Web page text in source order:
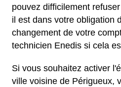
pouvez difficilement
il est dans votre obligation
changement de votre
technicien Enedis si cela
Si vous souhaitez activer
ville voisine de Périgueux,